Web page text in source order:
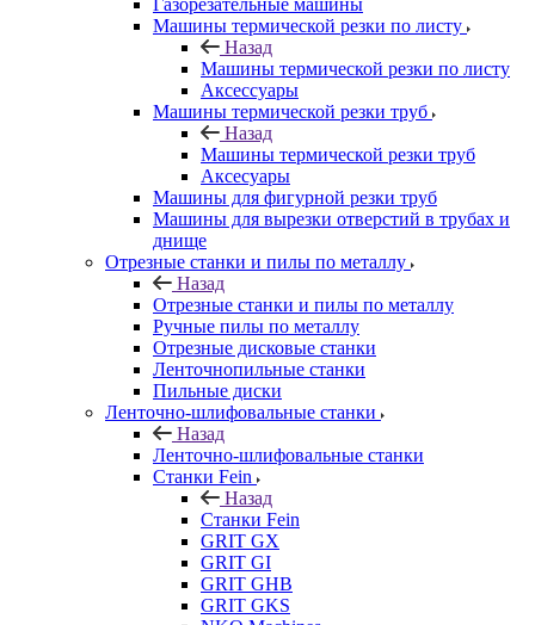
Газорезательные машины
Машины термической резки по листу
Назад
Машины термической резки по листу
Аксессуары
Машины термической резки труб
Назад
Машины термической резки труб
Аксесуары
Машины для фигурной резки труб
Машины для вырезки отверстий в трубах и
днище
Отрезные станки и пилы по металлу
Назад
Отрезные станки и пилы по металлу
Ручные пилы по металлу
Отрезные дисковые станки
Ленточнопильные станки
Пильные диски
Ленточно-шлифовальные станки
Назад
Ленточно-шлифовальные станки
Станки Fein
Назад
Станки Fein
GRIT GX
GRIT GI
GRIT GHB
GRIT GKS